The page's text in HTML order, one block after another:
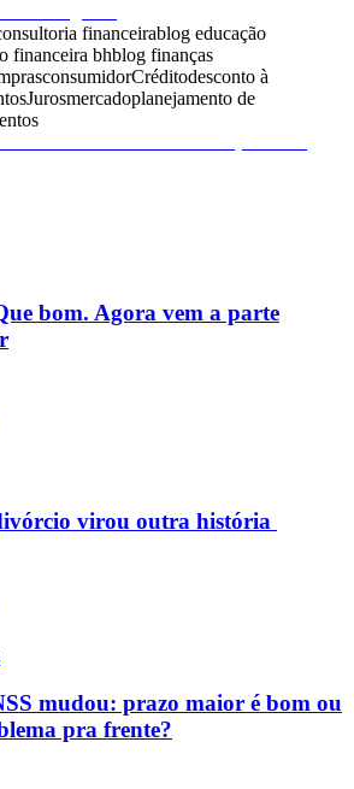
financeirablog educação
financeira bhblog finanças
consumidorCréditodesconto à
Jurosmercadoplanejamento de
bom. Agora vem a parte
virou outra história
mudou: prazo maior é bom ou
pra frente?